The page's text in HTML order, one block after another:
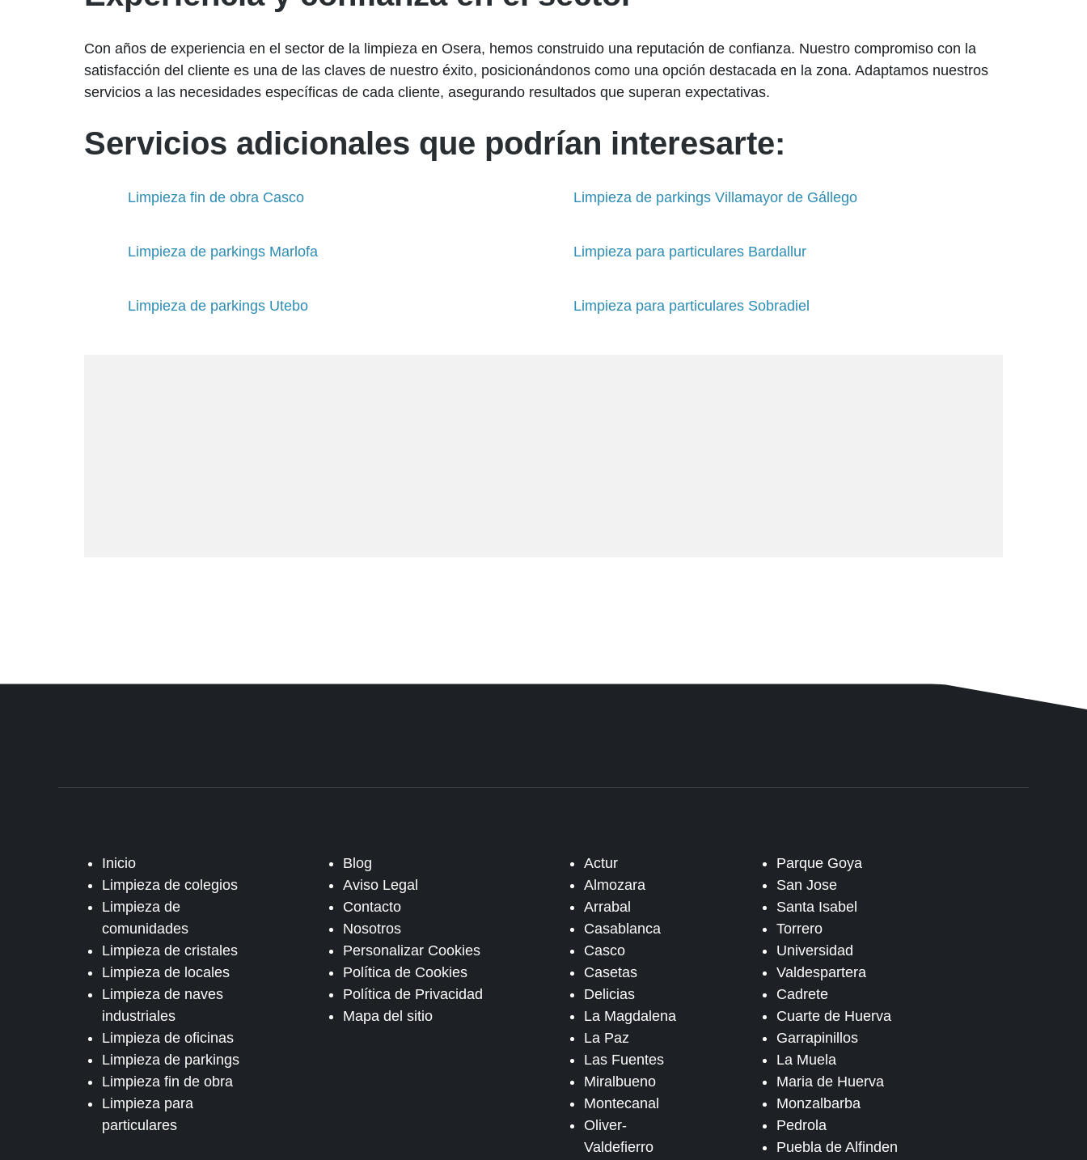
Con años de experiencia en el sector de la limpieza en Osera, hemos construido una reputación de confianza. Nuestro compromiso con la
satisfacción del cliente es una de las claves de nuestro éxito, posicionándonos como una opción destacada en la zona. Adaptamos nuestros
servicios a las necesidades específicas de cada cliente, asegurando resultados que superan expectativas.
Servicios adicionales que podrían interesarte:
Limpieza fin de obra Casco Limpieza de parkings Villamayor de Gállego
Limpieza de parkings Marlofa Limpieza para particulares Bardallur
Limpieza de parkings Utebo Limpieza para particulares Sobradiel
Inicio
Limpieza de colegios
Limpieza de
comunidades
Limpieza de cristales
Limpieza de locales
Limpieza de naves
industriales
Limpieza de oficinas
Limpieza de parkings
Limpieza fin de obra
Limpieza para
particulares
Blog
Aviso Legal
Contacto
Nosotros
Personalizar Cookies
Política de Cookies
Política de Privacidad
Mapa del sitio
Actur
Almozara
Arrabal
Casablanca
Casco
Casetas
Delicias
La Magdalena
La Paz
Las Fuentes
Miralbueno
Montecanal
Oliver-
Valdefierro
Parque Goya
San Jose
Santa Isabel
Torrero
Universidad
Valdespartera
Cadrete
Cuarte de Huerva
Garrapinillos
La Muela
Maria de Huerva
Monzalbarba
Pedrola
Puebla de Alfinden